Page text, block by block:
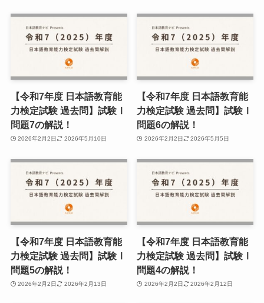
【令和7年度 日本語教育能
力検定試験 過去問】試験Ⅰ
問題7の解説！
2026年2月2日 2026年5月10日
【令和7年度 日本語教育能
力検定試験 過去問】試験Ⅰ
問題6の解説！
2026年2月2日 2026年5月5日
【令和7年度 日本語教育能
力検定試験 過去問】試験Ⅰ
問題5の解説！
2026年2月2日 2026年2月13日
【令和7年度 日本語教育能
力検定試験 過去問】試験Ⅰ
問題4の解説！
2026年2月2日 2026年2月12日